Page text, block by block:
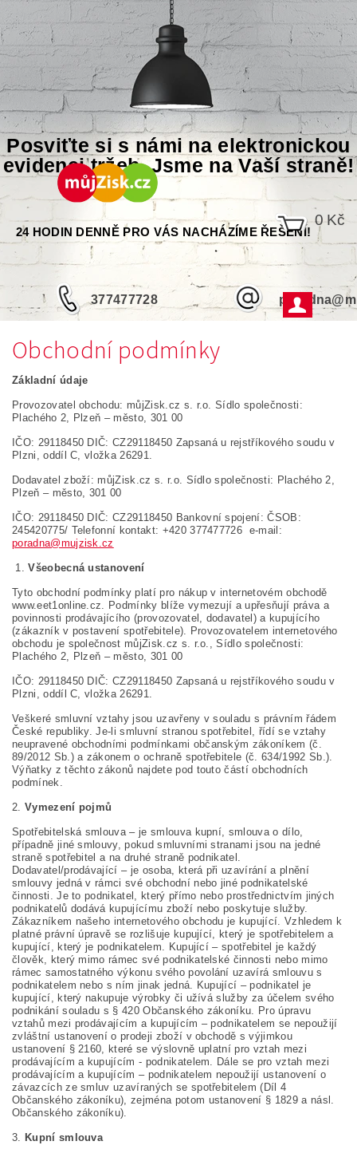
Posviťte si s námi na elektronickou
evidenci tržeb. Jsme na Vaší straně!
24 HODIN DENNĚ PRO VÁS NACHÁZÍME ŘEŠENÍ!
377477728
0 Kč
Obchodní podmínky
Základní údaje
Provozovatel obchodu: můjZisk.cz s. r.o. Sídlo společnosti:
Plachého 2, Plzeň – město, 301 00
IČO: 29118450 DIČ: CZ29118450 Zapsaná u rejstříkového soudu v
Plzni, oddíl C, vložka 26291.
Dodavatel zboží: můjZisk.cz s. r.o. Sídlo společnosti: Plachého 2,
Plzeň – město, 301 00
IČO: 29118450 DIČ: CZ29118450 Bankovní spojení: ČSOB:
245420775/ Telefonní kontakt: +420 377477726 e-mail:
poradna@mujzisk.cz
1.Všeobecná ustanovení
Tyto obchodní podmínky platí pro nákup v internetovém obchodě
www.eet1online.cz. Podmínky blíže vymezují a upřesňují práva a
povinnosti prodávajícího (provozovatel, dodavatel) a kupujícího
(zákazník v postavení spotřebitele). Provozovatelem internetového
obchodu je společnost můjZisk.cz s. r.o., Sídlo společnosti:
Plachého 2, Plzeň – město, 301 00
IČO: 29118450 DIČ: CZ29118450 Zapsaná u rejstříkového soudu v
Plzni, oddíl C, vložka 26291.
Veškeré smluvní vztahy jsou uzavřeny v souladu s právním řádem
České republiky. Je-li smluvní stranou spotřebitel, řídí se vztahy
neupravené obchodními podmínkami občanským zákoníkem (č.
89/2012 Sb.) a zákonem o ochraně spotřebitele (č. 634/1992 Sb.).
Výňatky z těchto zákonů najdete pod touto částí obchodních
podmínek.
2. Vymezení pojmů
Spotřebitelská smlouva – je smlouva kupní, smlouva o dílo,
případně jiné smlouvy, pokud smluvními stranami jsou na jedné
straně spotřebitel a na druhé straně podnikatel.
Dodavatel/prodávající – je osoba, která při uzavírání a plnění
smlouvy jedná v rámci své obchodní nebo jiné podnikatelské
činnosti. Je to podnikatel, který přímo nebo prostřednictvím jiných
podnikatelů dodává kupujícímu zboží nebo poskytuje služby.
Zákazníkem našeho internetového obchodu je kupující. Vzhledem k
platné právní úpravě se rozlišuje kupující, který je spotřebitelem a
kupující, který je podnikatelem. Kupující – spotřebitel je každý
člověk, který mimo rámec své podnikatelské činnosti nebo mimo
rámec samostatného výkonu svého povolání uzavírá smlouvu s
podnikatelem nebo s ním jinak jedná. Kupující – podnikatel je
kupující, který nakupuje výrobky či užívá služby za účelem svého
podnikání souladu s § 420 Občanského zákoníku. Pro úpravu
vztahů mezi prodávajícím a kupujícím – podnikatelem se nepoužijí
zvláštní ustanovení o prodeji zboží v obchodě s výjimkou
ustanovení § 2160, které se výslovně uplatní pro vztah mezi
prodávajícím a kupujícím - podnikatelem. Dále se pro vztah mezi
prodávajícím a kupujícím – podnikatelem nepoužijí ustanovení o
závazcích ze smluv uzavíraných se spotřebitelem (Díl 4
Občanského zákoníku), zejména potom ustanovení § 1829 a násl.
Občanského zákoníku).
3. Kupní smlouva